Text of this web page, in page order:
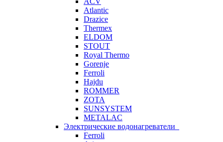
Atlantic
Drazice
Thermex
ELDOM
STOUT
Royal Thermo
Gorenje
Ferroli
Hajdu
ROMMER
ZOTA
SUNSYSTEM
METALAC
Электрические водонагреватели
Ferroli